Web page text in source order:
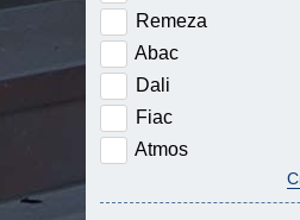
Remeza
Abac
Dali
Fiac
Atmos